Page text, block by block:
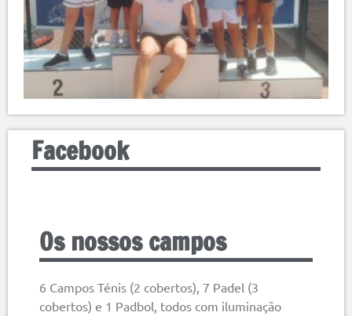
Facebook
Os nossos campos
6 Campos Ténis (2 cobertos), 7 Padel (3
cobertos) e 1 Padbol, todos com iluminação